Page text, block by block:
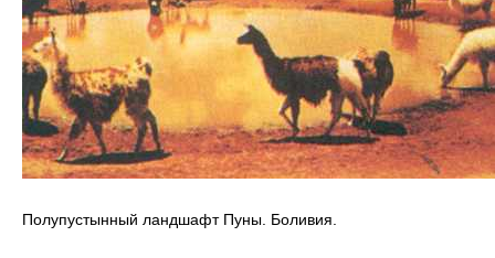
Полупустынный ландшафт Пуны. Боливия.